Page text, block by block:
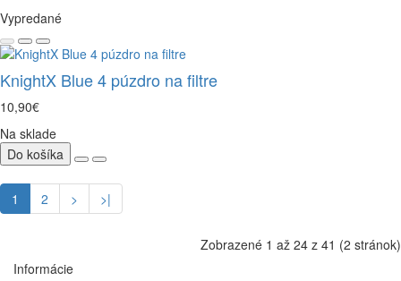
Vypredané
KnightX Blue 4 púzdro na filtre
10,90€
Na sklade
Do košíka
1 2 > >|
Zobrazené 1 až 24 z 41 (2 stránok)
Informácie